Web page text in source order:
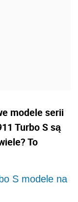
modele serii
Turbo S są
To
S modele na